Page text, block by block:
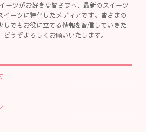
ーツがお好きな皆さまへ、最新のスイーツ
イーツに特化したメディアです。皆さまの
しでもお役に立てる情報を配信していきた
どうぞよろしくお願いいたします。
ー